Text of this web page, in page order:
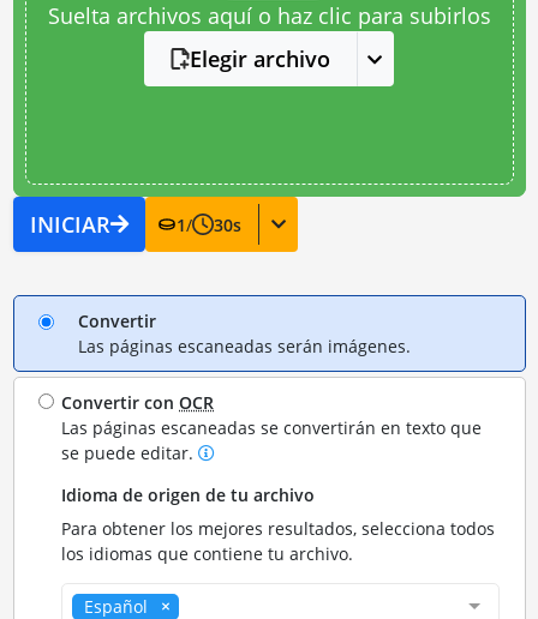
Suelta archivos aquí o haz clic para subirlos
Elegir archivo
INICIAR 1/ 30s
Convertir
Las páginas escaneadas serán imágenes.
Convertir conOCR
Las páginas escaneadas se convertirán en texto que
se puede editar.
Idioma de origen de tu archivo
Para obtener los mejores resultados, selecciona todos
los idiomas que contiene tu archivo.
Español